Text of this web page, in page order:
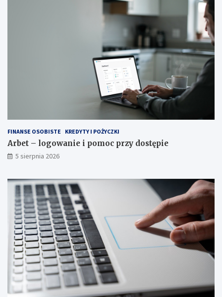
FINANSE OSOBISTE KREDYTY I POŻYCZKI
Arbet – logowanie i pomoc przy dostępie
5 sierpnia 2026